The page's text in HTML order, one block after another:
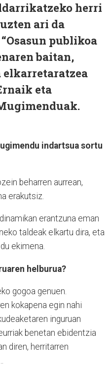
herri
ari da
publikoa
baitan,
eta
indartsua sortu
beharren aurrean,
erakutsiz.
erantzuna eman
taldeak elkartu dira, eta
ekimena.
helburua?
gogoa genuen.
kokapena egin nahi
inguruan
benetan ebidentzia
diren, herritarren